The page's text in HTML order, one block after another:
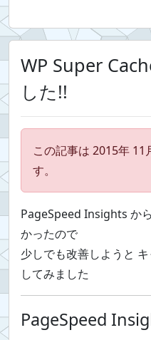
WP Super
した!!
この記事は 2015年
す。
PageSpeed Insights か
かったので
少しでも改善しようと
してみました
PageSpeed